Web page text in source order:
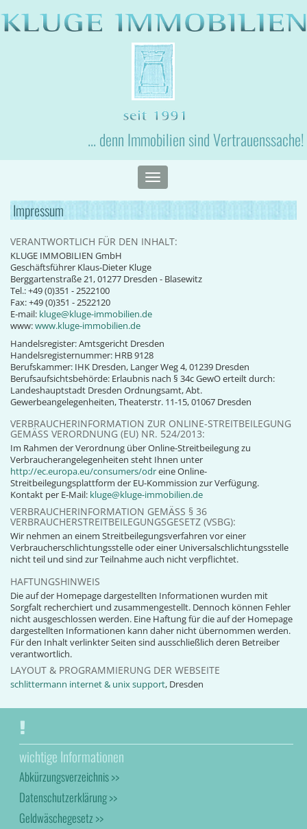
... denn Immobilien sind Vertrauenssache!
Toggle
navigation
Impressum
VERANTWORTLICH FÜR DEN INHALT:
KLUGE IMMOBILIEN GmbH
Geschäftsführer Klaus-Dieter Kluge
Berggartenstraße 21, 01277 Dresden - Blasewitz
Tel.: +49 (0)351 - 2522100
Fax: +49 (0)351 - 2522120
E-mail: kluge@kluge-immobilien.de
www:www.kluge-immobilien.de
Handelsregister: Amtsgericht Dresden
Handelsregisternummer: HRB 9128
Berufskammer: IHK Dresden, Langer Weg 4, 01239 Dresden
Berufsaufsichtsbehörde: Erlaubnis nach § 34c GewO erteilt durch:
Landeshauptstadt Dresden Ordnungsamt, Abt.
Gewerbeangelegenheiten, Theaterstr. 11-15, 01067 Dresden
VERBRAUCHERINFORMATION ZUR ONLINE-STREITBEILEGUNG
GEMÄSS VERORDNUNG (EU) NR. 524/2013:
Im Rahmen der Verordnung über Online-Streitbeilegung zu
Verbraucherangelegenheiten steht Ihnen unter
http://ec.europa.eu/consumers/odreine Online-
Streitbeilegungsplattform der EU-Kommission zur Verfügung.
Kontakt per E-Mail: kluge@kluge-immobilien.de
VERBRAUCHERINFORMATION GEMÄSS § 36 V
ERBRAUCHERSTREITBEILEGUNGSGESETZ (VSBG):
Wir nehmen an einem Streitbeilegungsverfahren vor einer
Verbraucherschlichtungsstelle oder einer Universalschlichtungsstelle
nicht teil und sind zur Teilnahme auch nicht verpflichtet.
HAFTUNGSHINWEIS
Die auf der Homepage dargestellten Informationen wurden mit
Sorgfalt recherchiert und zusammengestellt. Dennoch können Fehler
nicht ausgeschlossen werden. Eine Haftung für die auf der Homepage
dargestellten Informationen kann daher nicht übernommen werden.
Für den Inhalt verlinkter Seiten sind ausschließlich deren Betreiber
verantwortlich.
LAYOUT & PROGRAMMIERUNG DER WEBSEITE
schlittermann internet & unix support, Dresden
wichtige Informationen
Abkürzungsverzeichnis >>
Datenschutzerklärung >>
Geldwäschegesetz >>